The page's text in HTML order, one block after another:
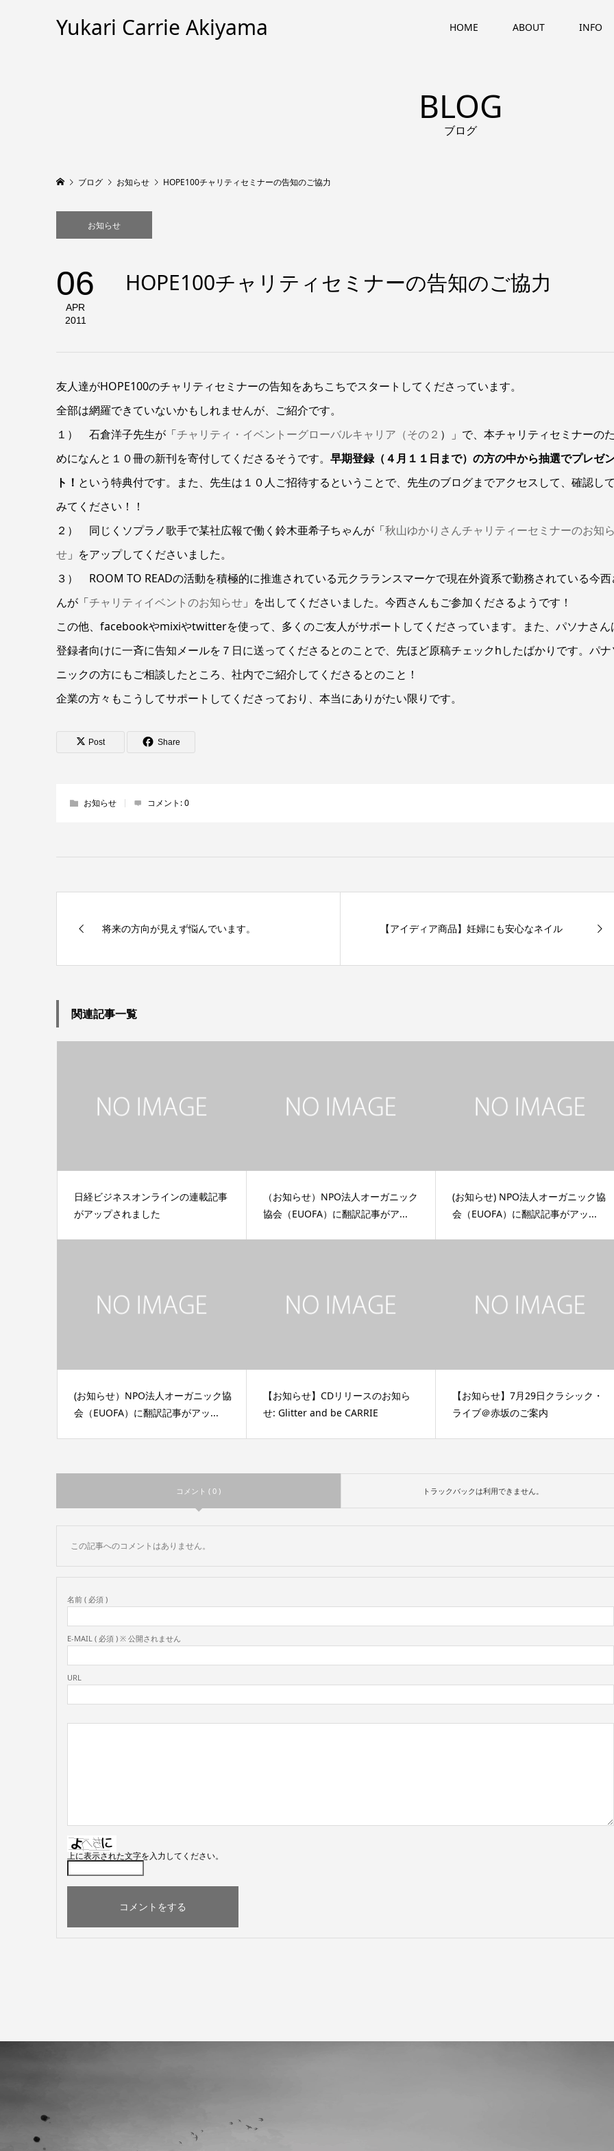
Yukari Carrie Akiyama HOME ABOUT INFO
BLOG
ブログ
ブログ お知らせ HOPE100チャリティセミナーの告知のご協力
お知らせ
06
APR
2011
HOPE100チャリティセミナーの告知のご協力
友人達がHOPE100のチャリティセミナーの告知をあちこちでスタートしてくださっています。
全部は網羅できていないかもしれませんが、ご紹介です。
１） 石倉洋子先生が「チャリティ・イベントーグローバルキャリア（その２ ）」で、本チャリティセミナーの
めになんと１０冊の新刊を寄付してくださるそうです。 早期登録（４月１１日まで）の方の中から抽選でプレゼ
ト！ という特典付です。また、先生は１０人ご招待するということで、先生のブログまでアクセスして、確認し
みてください！！
２） 同じくソプラノ歌手で某社広報で働く鈴木亜希子ちゃんが「秋山ゆかりさんチャリティーセミナーのお知
せ 」をアップしてくださいました。
３） ROOM TO READの活動を積極的に推進されている元クラランスマーケで現在外資系で勤務されている今西
んが「チャリティイベントのお知らせ 」を出してくださいました。今西さんもご参加くださるようです！
この他、facebookやmixiやtwitterを使って、多くのご友人がサポートしてくださっています。また、パソナさん
登録者向けに一斉に告知メールを７日に送ってくださるとのことで、先ほど原稿チェックhしたばかりです。パナ
ニックの方にもご相談したところ、社内でご紹介してくださるとのこと！
企業の方々もこうしてサポートしてくださっており、本当にありがたい限りです。
Post Share
お知らせ コメント:0
将来の方向が見えず悩んでいます。 【アイディア商品】妊婦にも安心なネイル
関連記事一覧
日経ビジネスオンラインの連載記事
がアップされました
（お知らせ）NPO法人オーガニック
協会（EUOFA）に翻訳記事がア...
(お知らせ) NPO法人オーガニック協
会（EUOFA）に翻訳記事がアッ...
(お知らせ）NPO法人オーガニック協
会（EUOFA）に翻訳記事がアッ...
【お知らせ】CDリリースのお知ら
せ: Glitter and be CARRIE
【お知らせ】7月29日クラシック・
ライブ＠赤坂のご案内
コメント ( 0 ) トラックバックは利用できません。
この記事へのコメントはありません。
名前 ( 必須 )
E-MAIL ( 必須 ) ※ 公開されません
URL
上に表示された文字を入力してください。